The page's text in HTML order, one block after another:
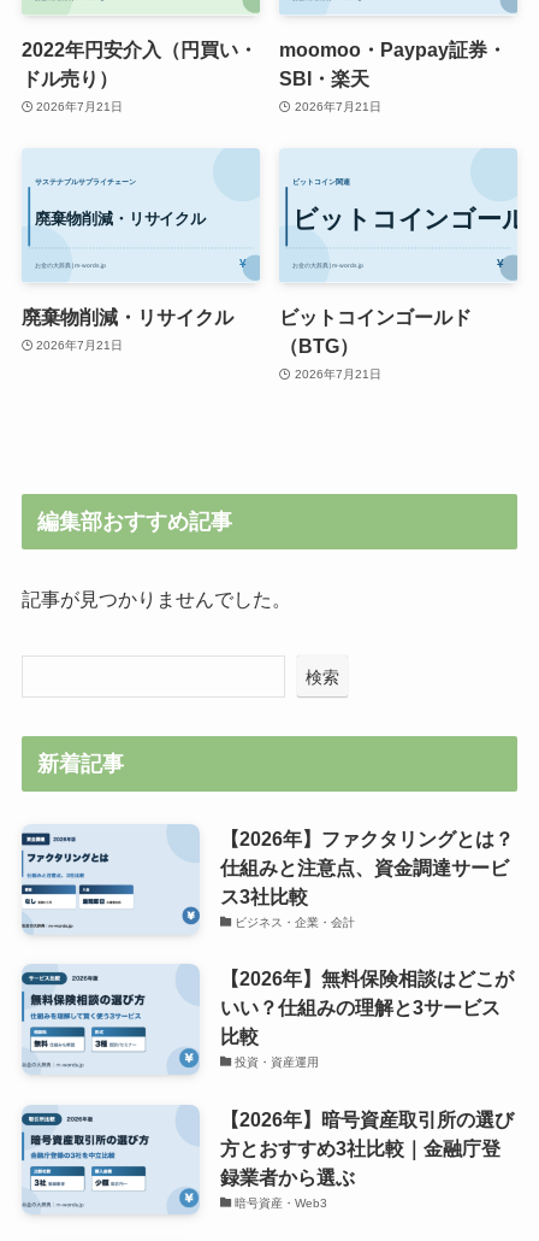
2022年円安介入（円買い・
ドル売り）
2026年7月21日
moomoo・Paypay証券・
SBI・楽天
2026年7月21日
廃棄物削減・リサイクル
2026年7月21日
ビットコインゴールド
（BTG）
2026年7月21日
編集部おすすめ記事
記事が見つかりませんでした。
検索
新着記事
【2026年】ファクタリングとは？
仕組みと注意点、資金調達サービ
ス3社比較
ビジネス・企業・会計
【2026年】無料保険相談はどこが
いい？仕組みの理解と3サービス
比較
投資・資産運用
【2026年】暗号資産取引所の選び
方とおすすめ3社比較｜金融庁登
録業者から選ぶ
暗号資産・Web3